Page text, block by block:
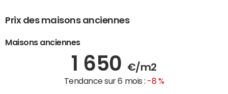
Prix des maisons anciennes
Maisons anciennes
1 650 €/m2
Tendance sur 6 mois : -8 %